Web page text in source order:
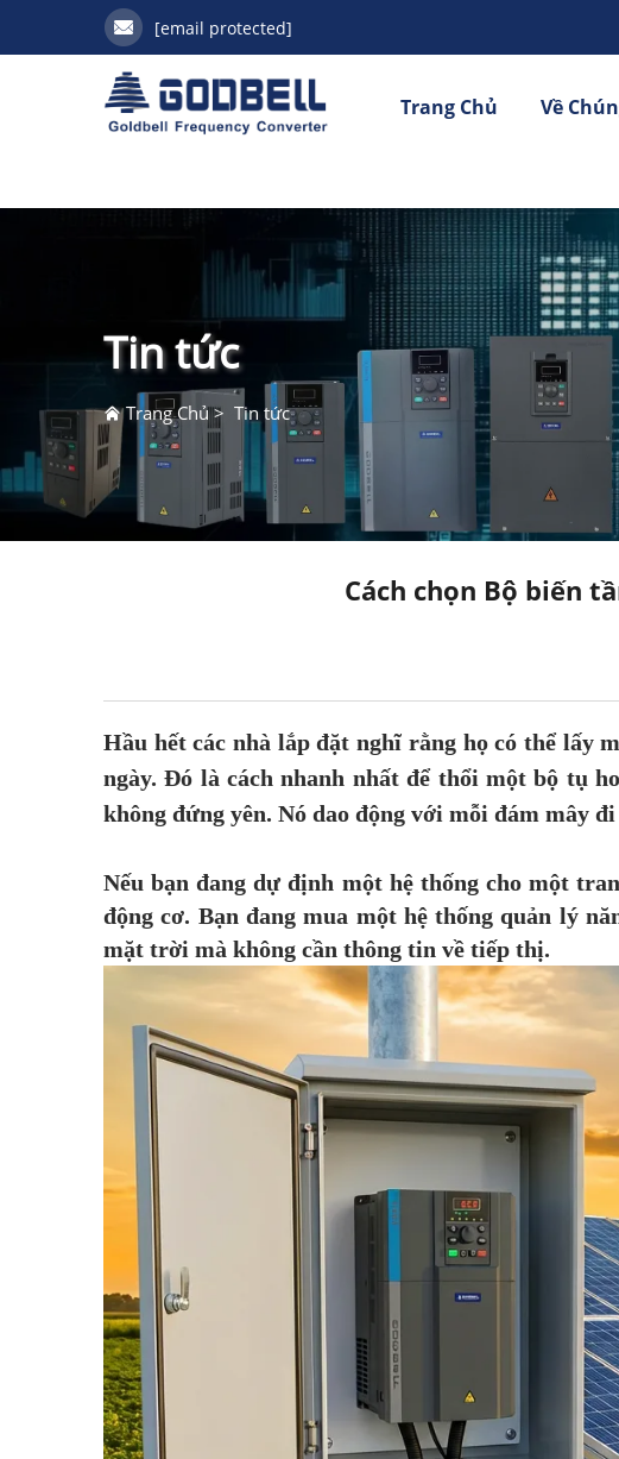
[email protected]
Trang Chủ Về
Tin tức
Trang Chủ> Tin tức
Cách chọn Bộ biến
Hầu hết các nhà lắp đặt nghĩ rằng họ có thể lấy
ngày. Đó là cách nhanh nhất để thổi một bộ tụ
không đứng yên. Nó dao động với mỗi đám mây
Nếu bạn đang dự định một hệ thống cho một
động cơ. Bạn đang mua một hệ thống quản lý
mặt trời mà không cần thông tin về tiếp thị.